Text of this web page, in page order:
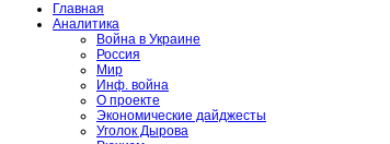
Главная
Аналитика
Война в Украине
Россия
Мир
Инф. война
О проекте
Экономические дайджесты
Уголок Дырова